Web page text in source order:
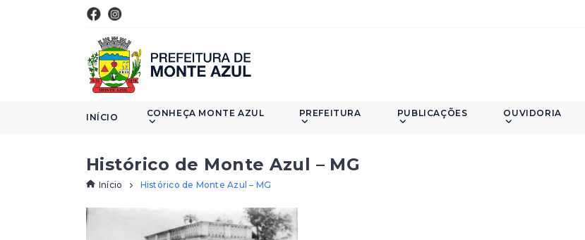
INÍCIO CONHEÇA MONTE AZUL PREFEITURA PUBLICAÇÕES OUVIDORIA
Histórico de Monte Azul – MG
Início Histórico de Monte Azul – MG